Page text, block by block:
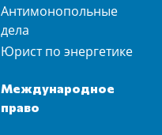
Антимонопольные
дела
Юрист по энергетике
Международное
право